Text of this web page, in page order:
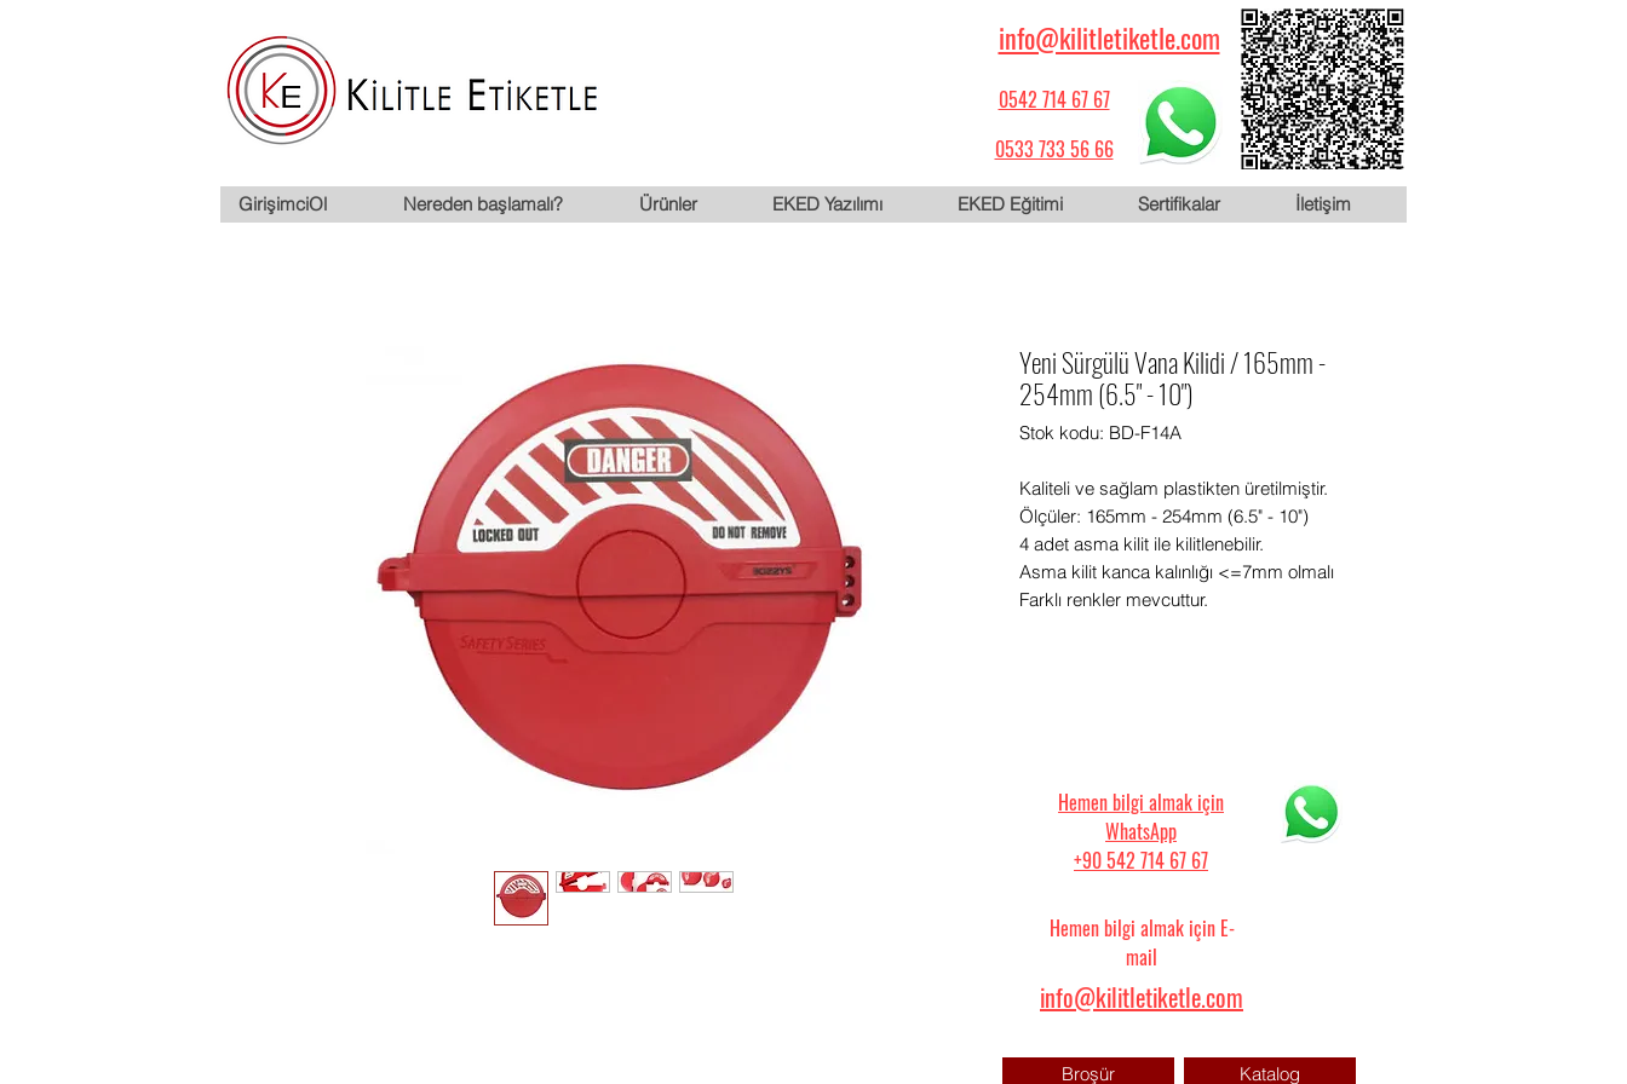
info@kilitletiketle.com
0542 714 67 67
0533 733 56 66
GirişimciOl Nereden başlamalı? Ürünler EKED Yazılımı EKED Eğitimi Sertifikalar İletişim
Yeni Sürgülü Vana Kilidi / 165mm -
254mm (6.5" - 10")
Stok kodu: BD-F14A
Kaliteli ve sağlam plastikten üretilmiştir.
Ölçüler: 165mm - 254mm (6.5" - 10")
4 adet asma kilit ile kilitlenebilir.
Asma kilit kanca kalınlığı <=7mm olmalı
Farklı renkler mevcuttur.
info@kilitletiketle.com
Hemen bilgi almak için
WhatsApp
+90 542 714 67 67
Hemen bilgi almak için E-
mail
Broşür Katalog